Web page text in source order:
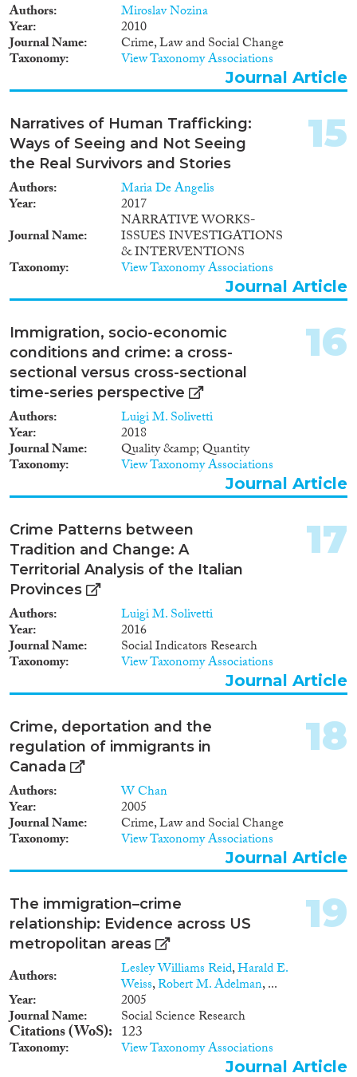
Authors Miroslav Nozina
Year 2010
Journal Name Crime, Law and Social Change
Taxonomy View Taxonomy Associations
Journal Article
Narratives of Human Trafficking:
Ways of Seeing and Not Seeing
the Real Survivors and Stories
Authors Maria De Angelis
Year
2017
Journal Name
NARRATIVE WORKS-
ISSUES INVESTIGATIONS
& INTERVENTIONS
Taxonomy View Taxonomy Associations
15
Journal Article
Immigration, socio-economic
conditions and crime: a cross-
sectional versus cross-sectional
time-series perspective
Authors Luigi M. Solivetti
Year 2018
Journal Name Quality &amp; Quantity
Taxonomy View Taxonomy Associations
16
Journal Article
Crime Patterns between
Tradition and Change: A
Territorial Analysis of the Italian
Provinces
Authors Luigi M. Solivetti
Year 2016
Journal Name Social Indicators Research
Taxonomy View Taxonomy Associations
17
Journal Article
Crime, deportation and the
regulation of immigrants in
Canada
Authors W Chan
Year 2005
Journal Name Crime, Law and Social Change
Taxonomy View Taxonomy Associations
18
Journal Article
The immigration–crime
relationship: Evidence across US
metropolitan areas
Authors Lesley Williams Reid,Harald E.
Weiss,Robert M. Adelman, ...
Year 2005
Journal Name Social Science Research
Citations (WoS) 123
Taxonomy View Taxonomy Associations
19
Journal Article